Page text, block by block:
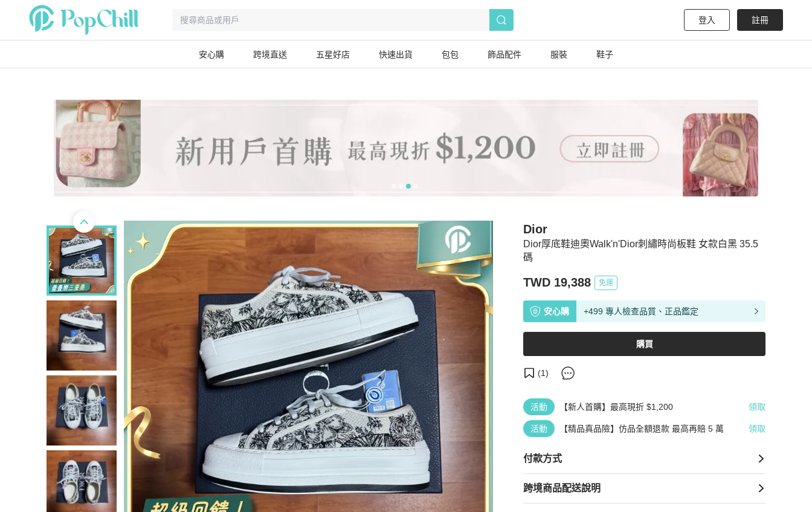
登入 註冊
安心購 跨境直送 五星好店 快速出貨 包包 飾品配件 服裝 鞋子
Dior厚底鞋迪奧Walk'n'Dior刺繡時尚板鞋 女款白黑 35.5
碼
Dior
TWD 19,388 免運
安心購 +499 專人檢查品質、正品鑑定
購買
(1)
活動 【新人首購】最高現折 $1,200 領取
活動 【精品真品險】仿品全額退款 最高再賠 5 萬 領取
付款方式
跨境商品配送說明